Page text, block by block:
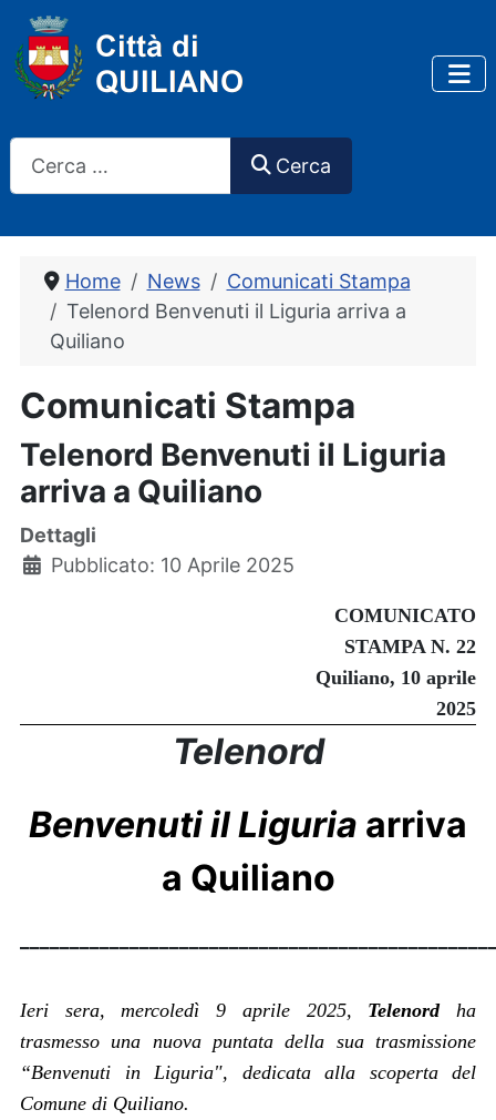
Cerca
Home News
Comunicati Stampa
Telenord Benvenuti il Liguria arriva a
Quiliano
Comunicati Stampa
Telenord Benvenuti il Liguria
arriva a Quiliano
Dettagli
Pubblicato: 10 Aprile 2025
COMUNICATO
STAMPA N. 22
Quiliano, 10 aprile
2025
Telenord
Benvenuti il Liguria arriva
a Quiliano
Ieri sera, mercoledì 9 aprile 2025, Telenordha
trasmesso una nuova puntata della sua trasmissione
“Benvenuti in Liguria", dedicata alla scoperta del
Comune di Quiliano.